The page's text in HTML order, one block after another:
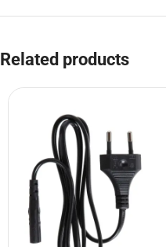
Related products